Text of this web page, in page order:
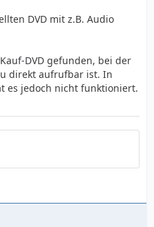
DVD mit z.B. Audio
DVD gefunden, bei der
direkt aufrufbar ist. In
es jedoch nicht funktioniert.